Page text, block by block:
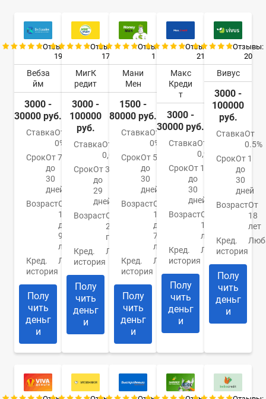
Отзывы:
19
Вебза
йм
3000 -
30000 руб.
СтавкаОт
0%
СрокОт 7
до
30
дней
ВозрастОт
18
до
90
лет
Кред.
история
Любая
Полу
чить
деньг
и
Отзывы:
17
МигК
редит
3000 -
100000
руб.
СтавкаОт
0,08%
СрокОт 3
до
29
дней
ВозрастОт
21
года
Кред.
история
Любая
Полу
чить
деньг
и
Отзывы:
1
Мани
Мен
1500 -
80000 руб.
СтавкаОт
0%
СрокОт 5
до
30
дней
ВозрастОт
18
до
75
лет
Кред.
история
Любая
Полу
чить
деньг
и
Отзывы:
21
Макс
Креди
т
3000 -
30000 руб.
СтавкаОт
0,9%
СрокОт 1
до
30
дней
ВозрастОт
18
лет
Кред.
история
Любая
Полу
чить
деньг
и
Отзывы:
20
Вивус
3000 -
100000
руб.
СтавкаОт
0.5%
СрокОт 1
до
30
дней
ВозрастОт
18
лет
Кред.
история
Полу
чить
деньг
и